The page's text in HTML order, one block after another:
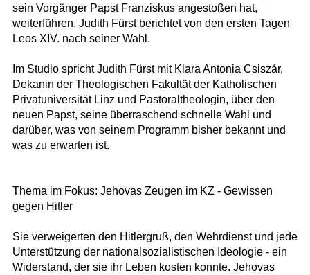
sein Vorgänger Papst Franziskus angestoßen hat,
weiterführen. Judith Fürst berichtet von den ersten Tagen
Leos XIV. nach seiner Wahl.
Im Studio spricht Judith Fürst mit Klara Antonia Csiszár,
Dekanin der Theologischen Fakultät der Katholischen
Privatuniversität Linz und Pastoraltheologin, über den
neuen Papst, seine überraschend schnelle Wahl und
darüber, was von seinem Programm bisher bekannt und
was zu erwarten ist.
Thema im Fokus: Jehovas Zeugen im KZ - Gewissen
gegen Hitler
Sie verweigerten den Hitlergruß, den Wehrdienst und jede
Unterstützung der nationalsozialistischen Ideologie - ein
Widerstand, der sie ihr Leben kosten konnte. Jehovas